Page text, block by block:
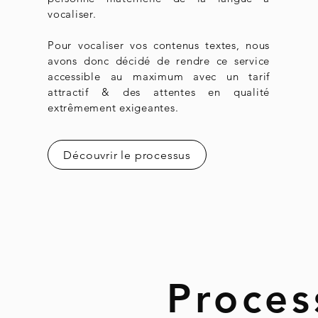
vocaliser.
Pour vocaliser vos contenus textes, nous
avons donc décidé de rendre ce service
accessible au maximum avec un tarif
attractif & des attentes en qualité
extrêmement exigeantes.
Découvrir le processus